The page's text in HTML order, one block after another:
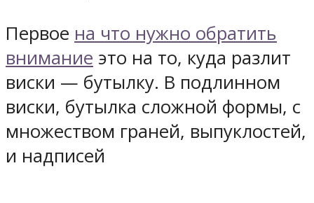
Первое на что нужно обратить
внимание это на то, куда разлит
виски — бутылку. В подлинном
виски, бутылка сложной формы, с
множеством граней, выпуклостей,
и надписей